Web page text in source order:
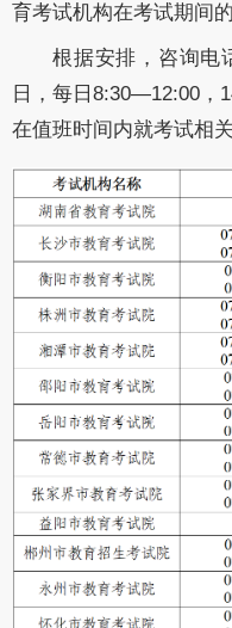
育考试机构在考试期间
根据安排，咨询电
日，每日8:30—12:00，
在值班时间内就考试相